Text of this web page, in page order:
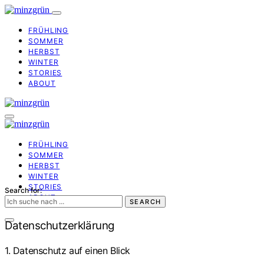
FRÜHLING
SOMMER
HERBST
WINTER
STORIES
ABOUT
FRÜHLING
SOMMER
HERBST
WINTER
STORIES
ABOUT
Search for:
SEARCH
Datenschutzerklärung
1. Datenschutz auf einen Blick